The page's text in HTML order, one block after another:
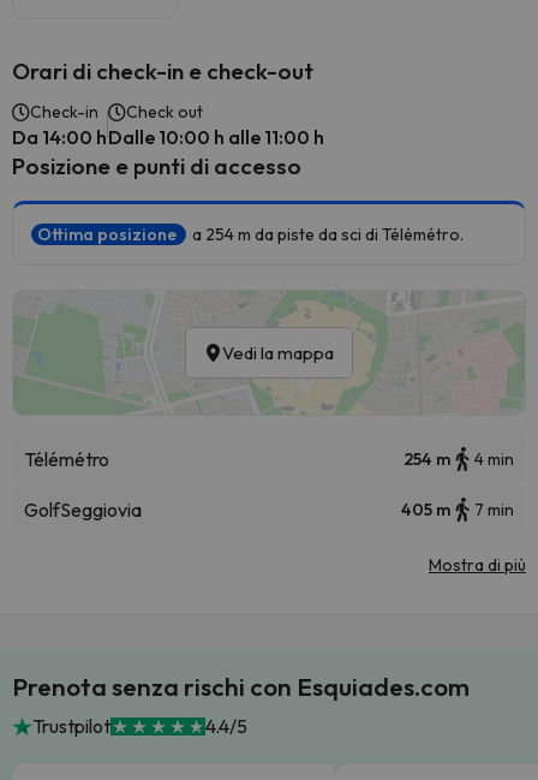
Orari di check-in e check-out
Check-in
Da 14:00 h
Check out
Dalle 10:00 h alle 11:00 h
Posizione e punti di accesso
Ottima posizione a 254 m da piste da sci di Télémétro.
Vedi la mappa
Télémétro 254 m 4 min
GolfSeggiovia 405 m 7 min
Mostra di più
Prenota senza rischi con Esquiades.com
Trustpilot 4.4/5